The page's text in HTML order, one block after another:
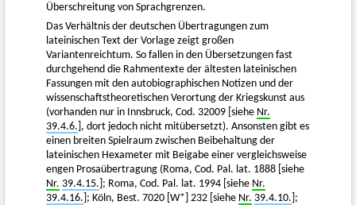
Überschreitung von Sprachgrenzen.
Das Verhältnis der deutschen Übertragungen zum
lateinischen Text der Vorlage zeigt großen
Variantenreichtum. So fallen in den Übersetzungen fast
durchgehend die Rahmentexte der ältesten lateinischen
Fassungen mit den autobiographischen Notizen und der
wissenschaftstheoretischen Verortung der Kriegskunst aus
(vorhanden nur in Innsbruck, Cod. 32009 [siehe Nr.
39.4.6. ], dort jedoch nicht mitübersetzt). Ansonsten gibt es
einen breiten Spielraum zwischen Beibehaltung der
lateinischen Hexameter mit Beigabe einer vergleichsweise
engen Prosaübertragung (Roma, Cod. Pal. lat. 1888 [siehe
Nr. 39.4.15. ]; Roma, Cod. Pal. lat. 1994 [siehe Nr.
39.4.16. ]; Köln, Best. 7020 [W*] 232 [siehe Nr. 39.4.10. ];